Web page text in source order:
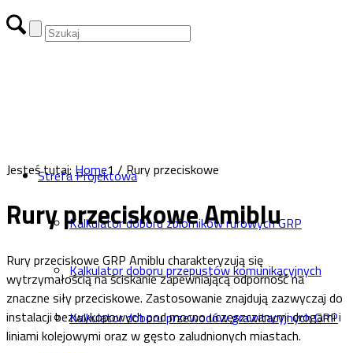
Strefa Projektowa
Kalkulator doboru zbiorników rurowych GRP
Kalkulator doboru przepustów komunikacyjnych
Kalkulator doboru przewodów grawitacyjnych GRP
Jesteś tutaj: Home1 /Rury przeciskowe
Rury przeciskowe Amiblu
Rury przeciskowe GRP Amiblu charakteryzują się
wytrzymałością na ściskanie zapewniającą odporność na
znaczne siły przeciskowe. Zastosowanie znajdują zazwyczaj do
instalacji bezwykopowych pod mocno uczęszczanymi drogami i
liniami kolejowymi oraz w gęsto zaludnionych miastach.